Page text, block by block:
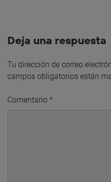
Deja una respuesta
Tu dirección de correo
campos obligatorios están
Comentario *